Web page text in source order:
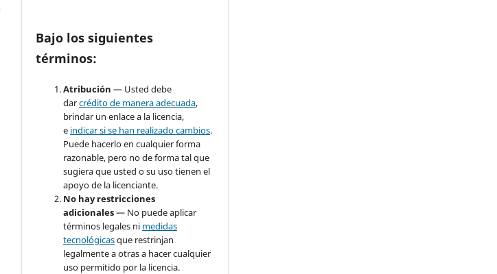
Bajo los siguientes
términos:
Atribución — Usted debe
darcrédito de manera adecuada,
brindar un enlace a la licencia,
e indicar si se han realizado cambios.
Puede hacerlo en cualquier forma
razonable, pero no de forma tal que
sugiera que usted o su uso tienen el
apoyo de la licenciante.
No hay restricciones
adicionales— No puede aplicar
términos legales ni medidas
tecnológicasque restrinjan
legalmente a otras a hacer cualquier
uso permitido por la licencia.